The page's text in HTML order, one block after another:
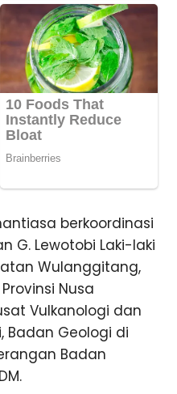
berkoordinasi
G. Lewotobi Laki-laki
Wulanggitang,
Nusa
Vulkanologi dan
Badan Geologi di
Badan